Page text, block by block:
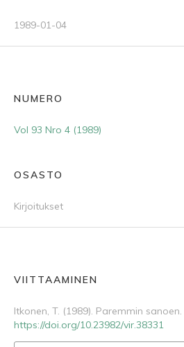
1989-01-04
NUMERO
Vol 93 Nro 4 (1989)
OSASTO
Kirjoitukset
VIITTAAMINEN
Itkonen, T. (1989). Paremmin sanoen.
https://doi.org/10.23982/vir.38331